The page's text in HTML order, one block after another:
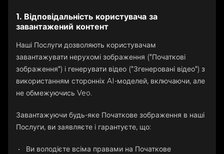
1. Відповідальність користувача за
завантажений контент
Наші Послуги дозволяють користувачам
завантажувати нерухомі зображення ("Початкові
зображення") і генерувати відео ("Згенеровані відео") з
використанням сторонніх AI-моделей, включаючи, але
не обмежуючись Veo.
Завантажуючи будь-яке Початкове зображення в наші
Послуги, ви заявляєте і гарантуєте, що:
Ви володієте всіма правами на Початкове